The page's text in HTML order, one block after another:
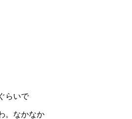
らいで
。なかなか